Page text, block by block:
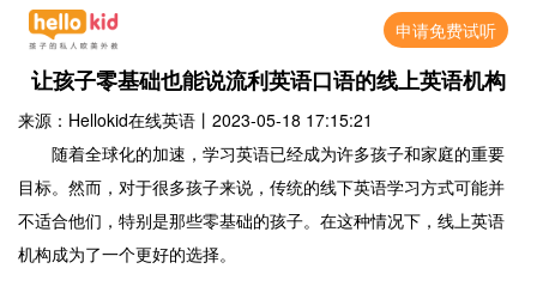
申请免费试听
让孩子零基础也能说流利英语口语的线上英语机构
来源：Hellokid在线英语 丨 2023-05-18 17:15:21
随着全球化的加速，学习英语已经成为许多孩子和家庭的重要
目标。然而，对于很多孩子来说，传统的线下英语学习方式可能并
不适合他们，特别是那些零基础的孩子。在这种情况下，线上英语
机构成为了一个更好的选择。